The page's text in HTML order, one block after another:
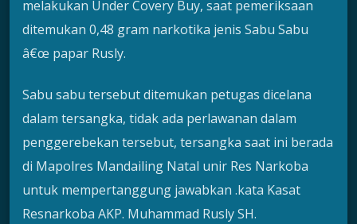
melakukan Under Covery Buy, saat pemeriksaan
ditemukan 0,48 gram narkotika jenis Sabu Sabu
â€œ papar Rusly.
Sabu sabu tersebut ditemukan petugas dicelana
dalam tersangka, tidak ada perlawanan dalam
penggerebekan tersebut, tersangka saat ini berada
di Mapolres Mandailing Natal unir Res Narkoba
untuk mempertanggung jawabkan .kata Kasat
Resnarkoba AKP. Muhammad Rusly SH.